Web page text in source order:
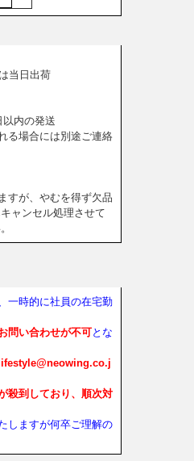
当日出荷
以内の発送
る場合には別途ご連絡
すが、やむを得ず欠品
ャンセル処理させて
一時的に社員の在宅勤
問い合わせが不可とな
lifestyle@neowing.co.j
殺到しており、順次対
しますが何卒ご理解の